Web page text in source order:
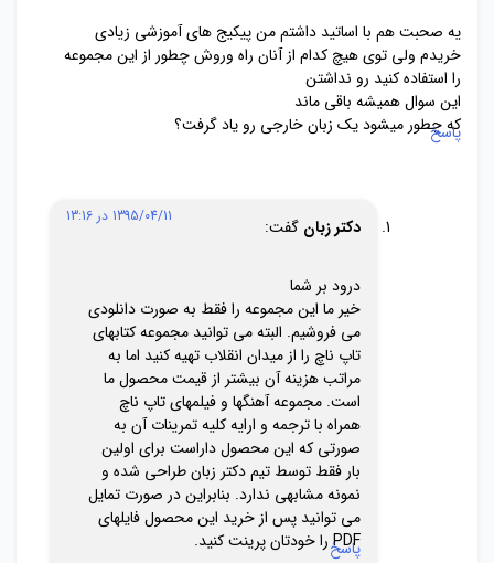
یه صحبت هم با اساتید داشتم من پیکیج های آموزشی زیادی
خریدم ولی توی هیچ کدام از آنان راه وروش چطور از این مجموعه
را استفاده کنید رو نداشتن
این سوال همیشه باقی ماند
که چطور میشود یک زبان خارجی رو یاد گرفت؟
پاسخ
دکتر زبان گفت: 1395/04/11 در 13:16
درود بر شما
خیر ما این مجموعه را فقط به صورت دانلودی
می فروشیم. البته می توانید مجموعه کتابهای
تاپ ناچ را از میدان انقلاب تهیه کنید اما به
مراتب هزینه آن بیشتر از قیمت محصول ما
است. مجموعه آهنگها و فیلمهای تاپ ناچ
همراه با ترجمه و ارایه کلیه تمرینات آن به
صورتی که این محصول داراست برای اولین
بار فقط توسط تیم دکتر زبان طراحی شده و
نمونه مشابهی ندارد. بنابراین در صورت تمایل
می توانید پس از خرید این محصول فایلهای
PDF را خودتان پرینت کنید.
پاسخ